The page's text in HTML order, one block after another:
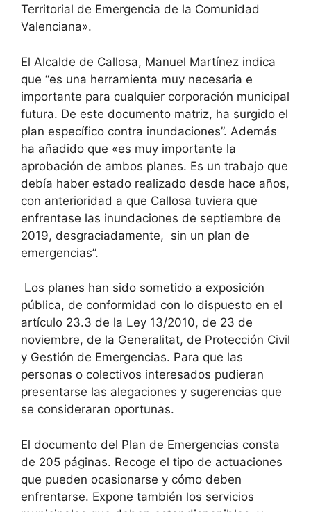
Territorial de Emergencia de la Comunidad
Valenciana».
El Alcalde de Callosa, Manuel Martínez indica
que “es una herramienta muy necesaria e
importante para cualquier corporación municipal
futura. De este documento matriz, ha surgido el
plan específico contra inundaciones”. Además
ha añadido que «es muy importante la
aprobación de ambos planes. Es un trabajo que
debía haber estado realizado desde hace años,
con anterioridad a que Callosa tuviera que
enfrentase las inundaciones de septiembre de
2019, desgraciadamente, sin un plan de
emergencias”.
Los planes han sido sometido a exposición
pública, de conformidad con lo dispuesto en el
artículo 23.3 de la Ley 13/2010, de 23 de
noviembre, de la Generalitat, de Protección Civil
y Gestión de Emergencias. Para que las
personas o colectivos interesados pudieran
presentarse las alegaciones y sugerencias que
se consideraran oportunas.
El documento del Plan de Emergencias consta
de 205 páginas. Recoge el tipo de actuaciones
que pueden ocasionarse y cómo deben
enfrentarse. Expone también los servicios